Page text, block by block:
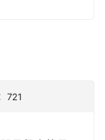
721